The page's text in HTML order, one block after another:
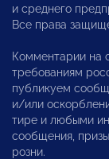
и среднего
Все права
Комментарии на
требованиям
публикуем
и/или
тире и любыми
сообщения,
розни.